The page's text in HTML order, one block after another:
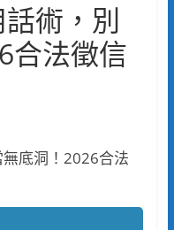
術，別
合法徵信